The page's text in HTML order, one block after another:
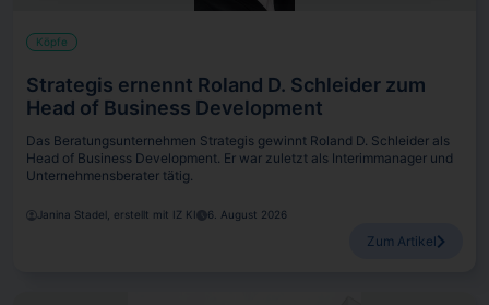
Köpfe
Strategis ernennt Roland D. Schleider zum
Head of Business Development
Das Beratungsunternehmen Strategis gewinnt Roland D. Schleider als
Head of Business Development. Er war zuletzt als Interimmanager und
Unternehmensberater tätig.
Janina Stadel, erstellt mit IZ KI 6. August 2026
Zum Artikel